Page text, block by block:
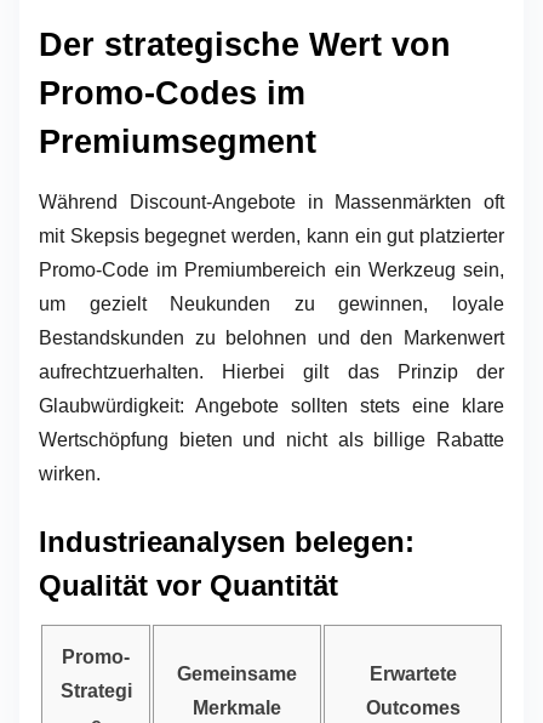
Der strategische Wert von
Promo-Codes im
Premiumsegment
Während Discount-Angebote in Massenmärkten oft
mit Skepsis begegnet werden, kann ein gut platzierter
Promo-Code im Premiumbereich ein Werkzeug sein,
um gezielt Neukunden zu gewinnen, loyale
Bestandskunden zu belohnen und den Markenwert
aufrechtzuerhalten. Hierbei gilt das Prinzip der
Glaubwürdigkeit: Angebote sollten stets eine klare
Wertschöpfung bieten und nicht als billige Rabatte
wirken.
Industrieanalysen belegen:
Qualität vor Quantität
Promo-
Strategi
Gemeinsame
Merkmale
Erwartete
Outcomes